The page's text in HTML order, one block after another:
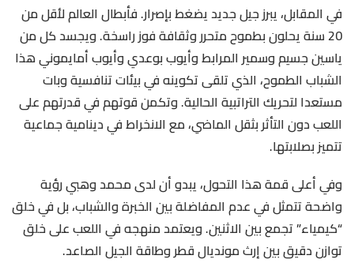
في المقابل، يبرز جيل جديد يضغط بإصرار. فأبطال العالم لأقل من
20 سنة يحلون بطموح متحرر وثقافة فوز راسخة. ويجسد كل من
ياسين جسيم وسمير المرابط وأيوب بوعدي وأيوب أمايموني هذا
الشباب الطموح، الذي تلقى تكوينه في بيئات تنافسية وبات
مستعدا لتحريك التراتبية الحالية. وتكمن قوتهم في قدرتهم على
اللعب دون التأثر بثقل الماضي، مع الانخراط في دينامية جماعية
تتميز بصلابتها.
وفي أعلى قمة هذا التحول، يبدو أن لدى محمد وهبي رؤية
واضحة تتمثل في عدم المفاضلة بين الخبرة والشباب، بل في خلق
“كيمياء” تجمع بين الاثنين. ويعتمد منهجه في اللعب على خلق
توازن دقيق بين إرث مونديال قطر وطاقة الجيل الصاعد.